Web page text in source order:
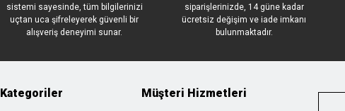
sistemi sayesinde, tüm bilgilerinizi
uçtan uca şifreleyerek güvenli bir
alışveriş deneyimi sunar.
siparişlerinizde, 14 güne kadar
ücretsiz değişim ve iade imkanı
bulunmaktadır.
Kategoriler Müşteri Hizmetleri